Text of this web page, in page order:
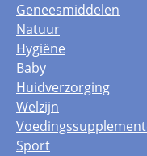
Geneesmiddelen
Natuur
Hygiëne
Baby
Huidverzorging
Welzijn
Sport